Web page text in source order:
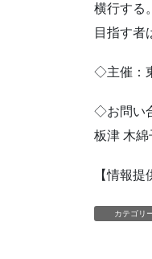
横行する
目指す者
◇主催：
◇お問い
板津 木綿
【情報
カテゴリ